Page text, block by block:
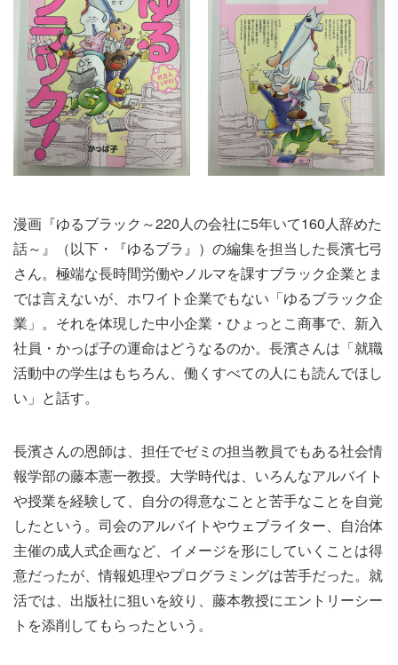
漫画『ゆるブラック～220人の会社に5年いて160人辞めた
話～』（以下・『ゆるブラ』）の編集を担当した長濱七弓
さん。極端な長時間労働やノルマを課すブラック企業とま
では言えないが、ホワイト企業でもない「ゆるブラック企
業」。それを体現した中小企業・ひょっとこ商事で、新入
社員・かっぱ子の運命はどうなるのか。長濱さんは「就職
活動中の学生はもちろん、働くすべての人にも読んでほし
い」と話す。
長濱さんの恩師は、担任でゼミの担当教員でもある社会情
報学部の藤本憲一教授。大学時代は、いろんなアルバイト
や授業を経験して、自分の得意なことと苦手なことを自覚
したという。司会のアルバイトやウェブライター、自治体
主催の成人式企画など、イメージを形にしていくことは得
意だったが、情報処理やプログラミングは苦手だった。就
活では、出版社に狙いを絞り、藤本教授にエントリーシー
トを添削してもらったという。